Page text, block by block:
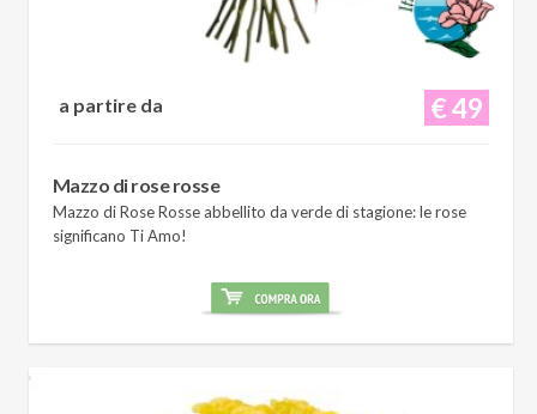
€ 49
a partire da
Mazzo di rose rosse
Mazzo di Rose Rosse abbellito da verde di stagione: le rose
significano Ti Amo!